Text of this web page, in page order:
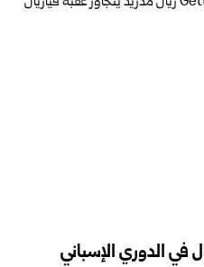
في الدوري الإسباني